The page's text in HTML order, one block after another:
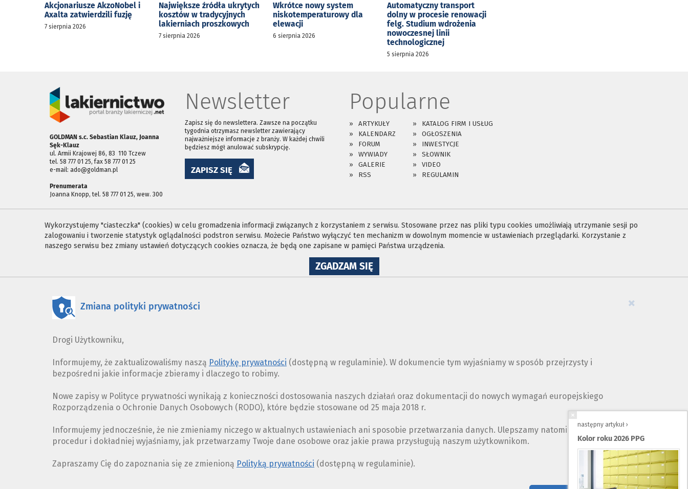
następny artykuł ›
Kolor roku 2026 PPG
Akcjonariusze AkzoNobel i
Axalta zatwierdzili fuzję
7 sierpnia 2026
Największe źródła ukrytych
kosztów w tradycyjnych
lakierniach proszkowych
7 sierpnia 2026
Wkrótce nowy system
niskotemperaturowy dla
elewacji
6 sierpnia 2026
Automatyczny transport
dolny w procesie renowacji
felg. Studium wdrożenia
nowoczesnej linii
technologicznej
5 sierpnia 2026
GOLDMAN s.c. Sebastian Klauz, Joanna
Sęk-Klauz
ul. Armii Krajowej 86, 83 ­ 110 Tczew
tel. 58 777 01 25, fax 58 777 01 25
e-mail: ado@goldman.pl
Prenumerata
Joanna Knopp, tel. 58 777 01 25, wew. 300
Newsletter
Zapisz się do newslettera. Zawsze na początku
tygodnia otrzymasz newsletter zawierający
najważniejsze informacje z branży. W każdej chwili
będziesz mógł anulować subskrypcję.
ZAPISZ SIĘ
Popularne
ARTYKUŁY
KATALOG FIRM I USŁUG
KALENDARZ
OGŁOSZENIA
FORUM
INWESTYCJE
WYWIADY
SŁOWNIK
GALERIE
VIDEO
RSS
REGULAMIN
Wykorzystujemy "ciasteczka" (cookies) w celu gromadzenia informacji związanych z korzystaniem z serwisu. Stosowane przez nas pliki typu cookies umożliwiają utrzymanie sesji po
zalogowaniu i tworzenie statystyk oglądalności podstron serwisu. Możecie Państwo wyłączyć ten mechanizm w dowolnym momencie w ustawieniach przeglądarki. Korzystanie z
naszego serwisu bez zmiany ustawień dotyczących cookies oznacza, że będą one zapisane w pamięci Państwa urządzenia.
ZGADZAM SIĘNA
WYKORZYSTANIE
×
Zmiana polityki prywatności
Drogi Użytkowniku,
Informujemy, że zaktualizowaliśmy naszą Politykę prywatności (dostępną w regulaminie). W dokumencie tym wyjaśniamy w sposób przejrzysty i
bezpośredni jakie informacje zbieramy i dlaczego to robimy.
Nowe zapisy w Polityce prywatności wynikają z konieczności dostosowania naszych działań oraz dokumentacji do nowych wymagań europejskiego
Rozporządzenia o Ochronie Danych Osobowych (RODO), które będzie stosowane od 25 maja 2018 r.
Informujemy jednocześnie, że nie zmieniamy niczego w aktualnych ustawieniach ani sposobie przetwarzania danych. Ulepszamy natomiast opis naszych
procedur i dokładniej wyjaśniamy, jak przetwarzamy Twoje dane osobowe oraz jakie prawa przysługują naszym użytkownikom.
Zapraszamy Cię do zapoznania się ze zmienioną Polityką prywatności (dostępną w regulaminie).